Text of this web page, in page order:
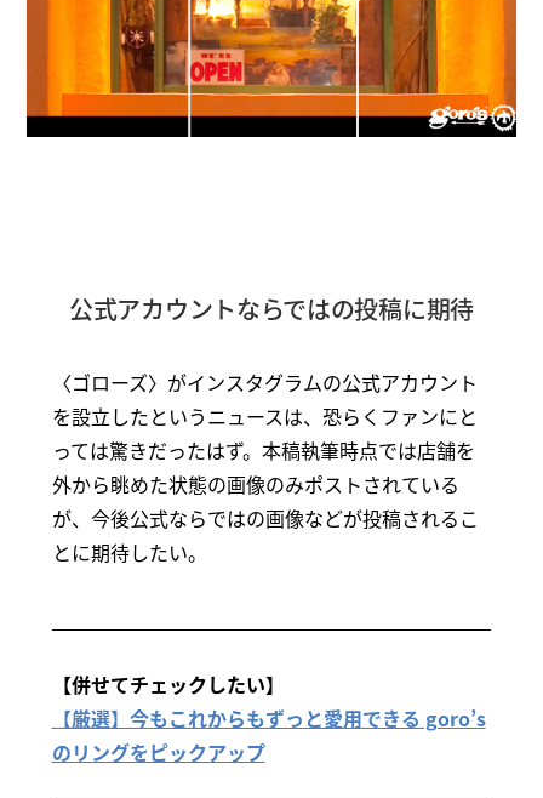
公式アカウントならではの投稿に期待
〈ゴローズ〉がインスタグラムの公式アカウント
を設立したというニュースは、恐らくファンにと
っては驚きだったはず。本稿執筆時点では店舗を
外から眺めた状態の画像のみポストされている
が、今後公式ならではの画像などが投稿されるこ
とに期待したい。
【併せてチェックしたい】
【厳選】今もこれからもずっと愛用できる goro’s
のリングをピックアップ